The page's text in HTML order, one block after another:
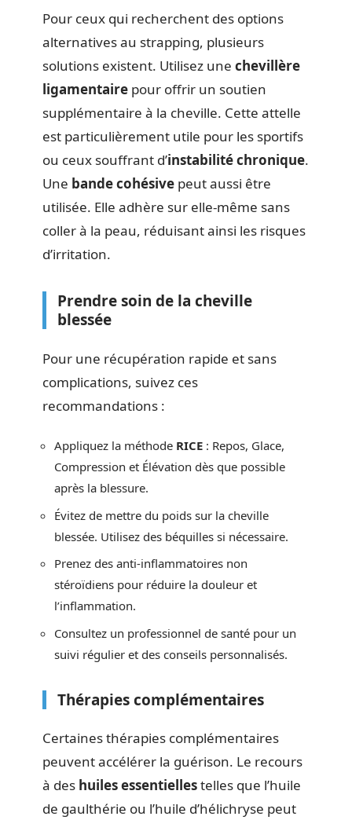
Pour ceux qui recherchent des options
alternatives au strapping, plusieurs
solutions existent. Utilisez une chevillère
ligamentaire pour offrir un soutien
supplémentaire à la cheville. Cette attelle
est particulièrement utile pour les sportifs
ou ceux souffrant d’instabilité chronique.
Une bande cohésive peut aussi être
utilisée. Elle adhère sur elle-même sans
coller à la peau, réduisant ainsi les risques
d’irritation.
Prendre soin de la cheville
blessée
Pour une récupération rapide et sans
complications, suivez ces
recommandations :
Appliquez la méthode RICE : Repos, Glace,
Compression et Élévation dès que possible
après la blessure.
Évitez de mettre du poids sur la cheville
blessée. Utilisez des béquilles si nécessaire.
Prenez des anti-inflammatoires non
stéroïdiens pour réduire la douleur et
l’inflammation.
Consultez un professionnel de santé pour un
suivi régulier et des conseils personnalisés.
Thérapies complémentaires
Certaines thérapies complémentaires
peuvent accélérer la guérison. Le recours
à des huiles essentiellestelles que l’huile
de gaulthérie ou l’huile d’hélichryse peut